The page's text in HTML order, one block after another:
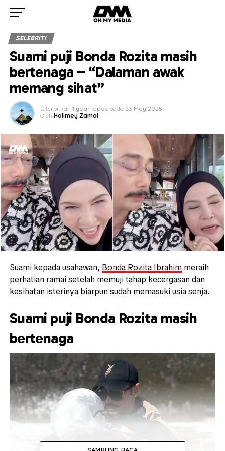
SELEBRITI
Suami puji Bonda Rozita masih
bertenaga – “Dalaman awak
memang sihat”
Diterbitkan 1 year lepas pada 23 May 2025
Oleh Halimey Zamal
Suami kepada usahawan, Bonda Rozita Ibrahimmeraih
perhatian ramai setelah memuji tahap kecergasan dan
kesihatan isterinya biarpun sudah memasuki usia senja.
Suami puji Bonda Rozita masih
bertenaga